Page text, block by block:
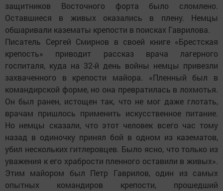
защитников Восточного форта было сломлено.
Оставшиеся в живых оказались в плену. Немцы
обшаривали казематы крепости в поисках Гаврилова.
Писатель Сергей Смирнов в своей книге «Брестская
крепость» приводит рассказ врача лагерного
госпиталя, куда на 32-й день войны немцы привезли
захваченного в крепости майора. «Пленный был в
командирской форме, но она превратилась в лохмотья.
Он был ранен, истощен так, что не мог даже глотать,
врачам пришлось применить искусственное питание.
Но немцы сказали, что этот человек всего час тому
назад в одиночку принял бой в одном из казематов,
убил нескольких гитлеровцев. Было ясно, что только из
уважения к его храбрости пленного оставили в живых».
Этим майором был Петр Гаврилов, один из самых
опытных командиров крепости, прошедший